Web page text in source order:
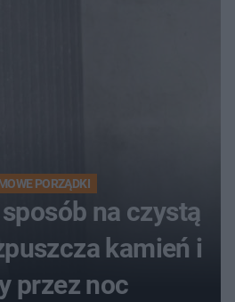
PORZĄDKI
na czystą
kamień i
przez noc